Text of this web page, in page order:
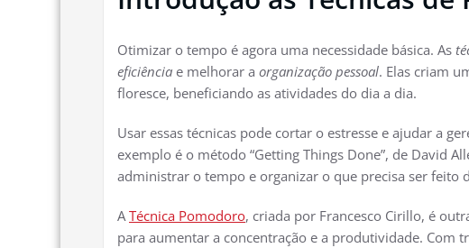
Otimizar o tempo é agora uma necessidade básica. As
eficiência e melhorar a organização pessoal. Elas criam
floresce, beneficiando as atividades do dia a dia.
Usar essas técnicas pode cortar o estresse e ajudar a
exemplo é o método “Getting Things Done”, de David
administrar o tempo e organizar o que precisa ser feito
ATécnica Pomodoro, criada por Francesco Cirillo, é
para aumentar a concentração e a produtividade. Com